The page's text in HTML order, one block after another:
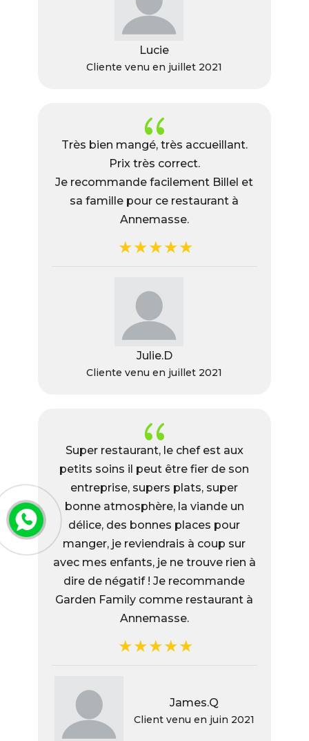
Lucie
Cliente venu en juillet 2021
{
Très bien mangé, très accueillant.
Prix très correct.
Je recommande facilement Billel et
sa famille pour ce restaurant à
Annemasse.
Julie.D
Cliente venu en juillet 2021
{
Super restaurant, le chef est aux
petits soins il peut être fier de son
entreprise, supers plats, super
bonne atmosphère, la viande un
délice, des bonnes places pour
manger, je reviendrais à coup sur
avec mes enfants, je ne trouve rien à
dire de négatif ! Je recommande
Garden Family comme restaurant à
Annemasse.
James.Q
Client venu en juin 2021